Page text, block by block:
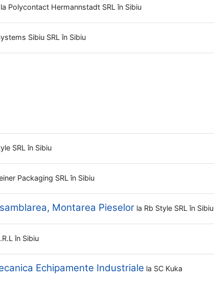
la Polycontact Hermannstadt SRL în Sibiu
Sibiu SRL în Sibiu
SRL în Sibiu
Packaging SRL în Sibiu
Montarea Pieselor la Rb Style SRL în Sibiu
în Sibiu
Echipamente Industriale la SC Kuka